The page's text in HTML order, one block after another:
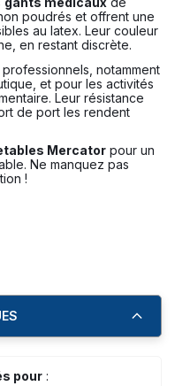
poudrés et offrent une
au latex. Leur couleur
en restant discrète.
notamment
et pour les activités
Leur résistance
de port les rendent
Mercator pour un
Ne manquez pas
!
pour :